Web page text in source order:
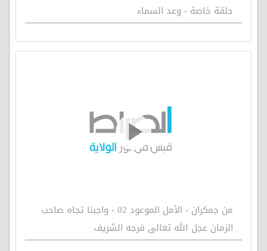
حلقة خاصة - وعد السماء
من جمكران - الأمل الموعود 02 - واجبنا تجاه صاحب
الزمان عجل الله تعالى فرجه الشريف